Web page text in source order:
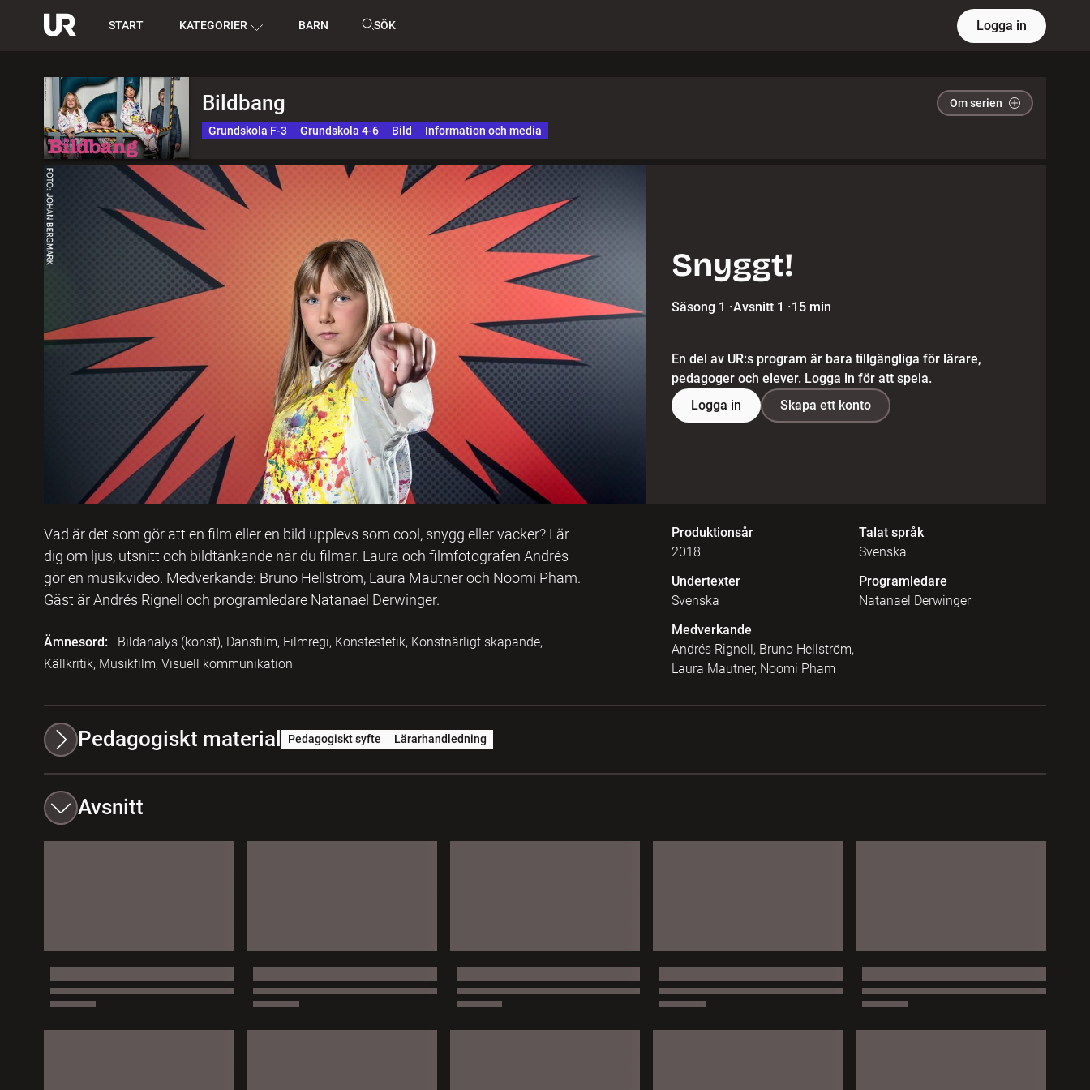
START KATEGORIER BARN SÖK Logga in
Bildbang Om serien
Grundskola F-3 Grundskola 4-6 Bild Information och media
Snyggt!
Säsong 1 ·Avsnitt 1 ·15 min
En del av UR:s program är bara tillgängliga för lärare,
pedagoger och elever. Logga in för att spela.
Logga in
Skapa ett konto
Vad är det som gör att en film eller en bild upplevs som cool, snygg eller vacker? Lär
dig om ljus, utsnitt och bildtänkande när du filmar. Laura och filmfotografen Andrés
gör en musikvideo. Medverkande: Bruno Hellström, Laura Mautner och Noomi Pham.
Gäst är Andrés Rignell och programledare Natanael Derwinger.
Ämnesord:
Bildanalys (konst), Dansfilm, Filmregi, Konstestetik, Konstnärligt skapande,
Källkritik, Musikfilm, Visuell kommunikation
Produktionsår
2018
Talat språk
Svenska
Undertexter
Svenska
Programledare
Natanael Derwinger
Medverkande
Andrés Rignell, Bruno Hellström,
Laura Mautner, Noomi Pham
Pedagogiskt material Pedagogiskt syfte Lärarhandledning
Avsnitt